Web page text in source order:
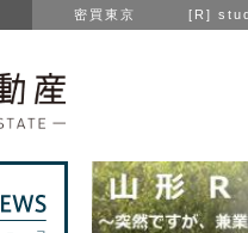
密買東京 [R]